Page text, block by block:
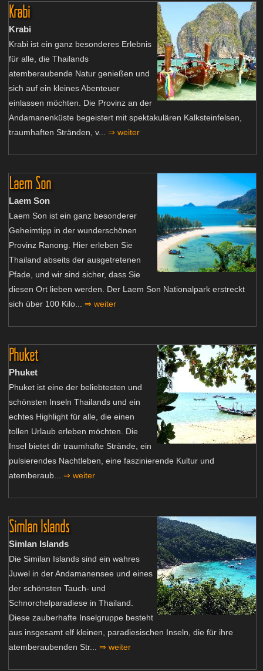
Krabi
Krabi
Krabi ist ein ganz besonderes Erlebnis
für alle, die Thailands
atemberaubende Natur genießen und
sich auf ein kleines Abenteuer
einlassen möchten. Die Provinz an der
Andamanenküste begeistert mit spektakulären Kalksteinfelsen,
traumhaften Stränden, v... ⇒ weiter
Laem Son
Laem Son
Laem Son ist ein ganz besonderer
Geheimtipp in der wunderschönen
Provinz Ranong. Hier erleben Sie
Thailand abseits der ausgetretenen
Pfade, und wir sind sicher, dass Sie
diesen Ort lieben werden. Der Laem Son Nationalpark erstreckt
sich über 100 Kilo... ⇒ weiter
Phuket
Phuket
Phuket ist eine der beliebtesten und
schönsten Inseln Thailands und ein
echtes Highlight für alle, die einen
tollen Urlaub erleben möchten. Die
Insel bietet dir traumhafte Strände, ein
pulsierendes Nachtleben, eine faszinierende Kultur und
atemberaub... ⇒ weiter
Simlan Islands
Simlan Islands
Die Similan Islands sind ein wahres
Juwel in der Andamanensee und eines
der schönsten Tauch- und
Schnorchelparadiese in Thailand.
Diese zauberhafte Inselgruppe besteht
aus insgesamt elf kleinen, paradiesischen Inseln, die für ihre
atemberaubenden Str... ⇒ weiter